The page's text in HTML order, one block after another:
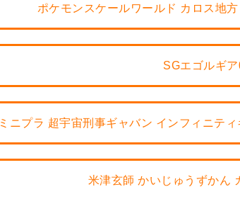
ポケモンスケールワールド カロス地
SGエゴルギア
ミニプラ 超宇宙刑事ギャバン インフィニテ
米津玄師 かいじゅうずかん